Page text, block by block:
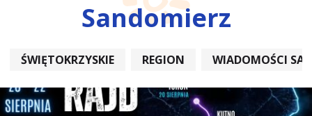
Sandomierz
ŚWIĘTOKRZYSKIE REGION WIADOMOŚCI